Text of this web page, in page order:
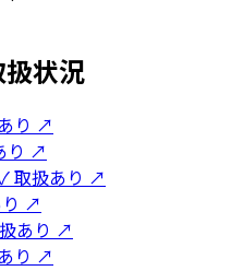
状況
り ↗
り ↗
取扱あり ↗
り ↗
あり ↗
り ↗